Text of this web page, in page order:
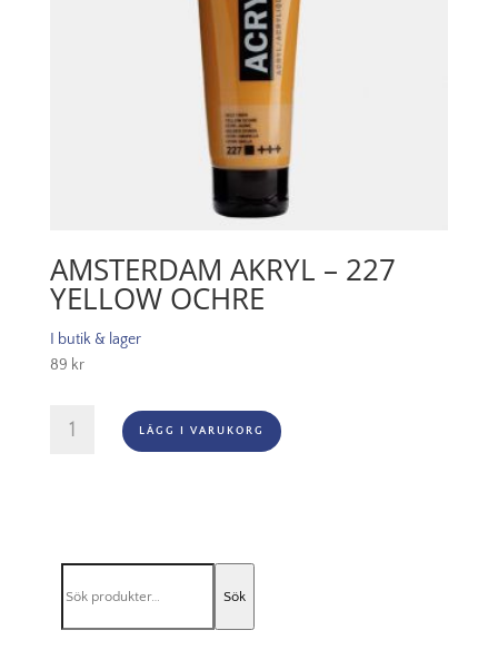
AMSTERDAM AKRYL – 227
YELLOW OCHRE
I butik & lager
89 kr
Amsterdam
Akryl
mängd
LÄGG I VARUKORG
efter:
Sök